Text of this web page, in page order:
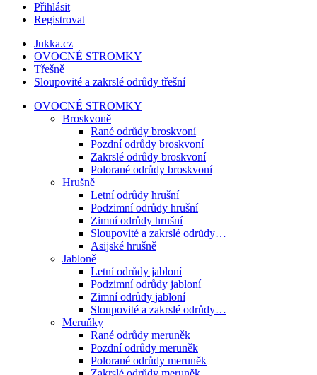
Přihlásit
Registrovat
Jukka.cz
OVOCNÉ STROMKY
Třešně
Sloupovité a zakrslé odrůdy třešní
OVOCNÉ STROMKY
Broskvoně
Rané odrůdy broskvoní
Pozdní odrůdy broskvoní
Zakrslé odrůdy broskvoní
Polorané odrůdy broskvoní
Hrušně
Letní odrůdy hrušní
Podzimní odrůdy hrušní
Zimní odrůdy hrušní
Sloupovité a zakrslé odrůdy…
Asijské hrušně
Jabloně
Letní odrůdy jabloní
Podzimní odrůdy jabloní
Zimní odrůdy jabloní
Sloupovité a zakrslé odrůdy…
Meruňky
Rané odrůdy meruněk
Pozdní odrůdy meruněk
Polorané odrůdy meruněk